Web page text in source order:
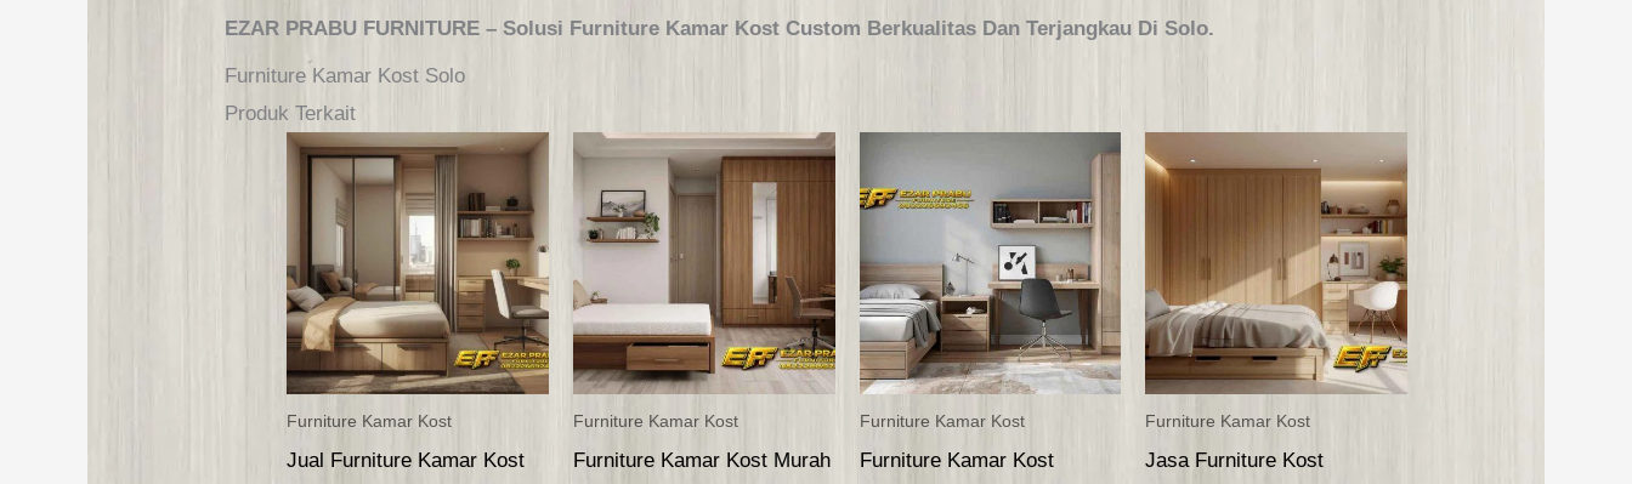
EZAR PRABU FURNITURE – Solusi Furniture Kamar Kost Custom Berkualitas Dan Terjangkau Di Solo.
Furniture Kamar Kost Solo
Produk Terkait
Furniture Kamar Kost
Jual Furniture Kamar Kost
Furniture Kamar Kost
Furniture Kamar Kost Murah
Furniture Kamar Kost
Furniture Kamar Kost
Furniture Kamar Kost
Jasa Furniture Kost